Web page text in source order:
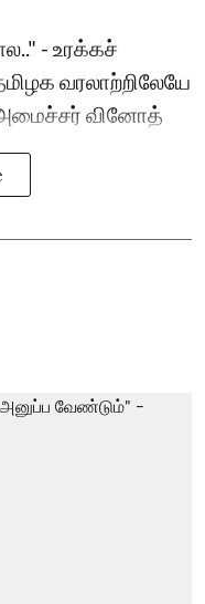
- உரக்கச்
வரலாற்றிலேயே
வினோத்